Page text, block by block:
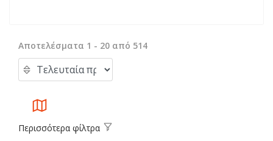
Αποτελέσματα 1 - 20 από 514
Περισσότερα φίλτρα